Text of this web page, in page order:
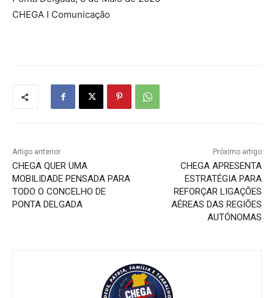
CHEGA I Comunicação
Artigo anterior
CHEGA QUER UMA
MOBILIDADE PENSADA PARA
TODO O CONCELHO DE
PONTA DELGADA
Próximo artigo
CHEGA APRESENTA
ESTRATÉGIA PARA
REFORÇAR LIGAÇÕES
AÉREAS DAS REGIÕES
AUTÓNOMAS